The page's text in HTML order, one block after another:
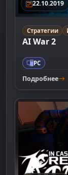
22.10.2019
Стратегии
AI War 2
PC
Подробнее